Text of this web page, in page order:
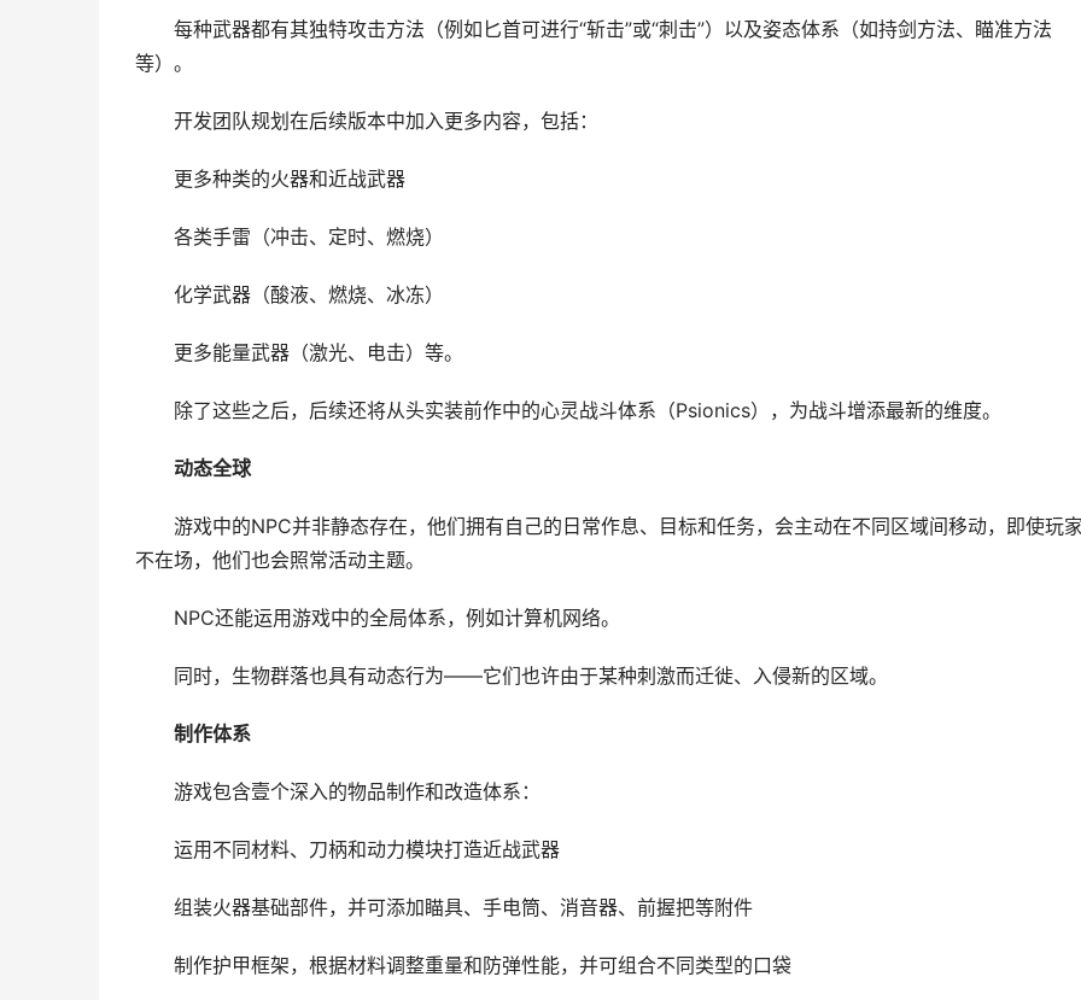
每种武器都有其独特攻击方法（例如匕首可进行“斩击”或“刺击”）以及姿态体系（如持剑方法、瞄准方法
等）。
开发团队规划在后续版本中加入更多内容，包括：
更多种类的火器和近战武器
各类手雷（冲击、定时、燃烧）
化学武器（酸液、燃烧、冰冻）
更多能量武器（激光、电击）等。
除了这些之后，后续还将从头实装前作中的心灵战斗体系（Psionics），为战斗增添最新的维度。
动态全球
游戏中的NPC并非静态存在，他们拥有自己的日常作息、目标和任务，会主动在不同区域间移动，即使玩
不在场，他们也会照常活动主题。
NPC还能运用游戏中的全局体系，例如计算机网络。
同时，生物群落也具有动态行为——它们也许由于某种刺激而迁徙、入侵新的区域。
制作体系
游戏包含壹个深入的物品制作和改造体系：
运用不同材料、刀柄和动力模块打造近战武器
组装火器基础部件，并可添加瞄具、手电筒、消音器、前握把等附件
制作护甲框架，根据材料调整重量和防弹性能，并可组合不同类型的口袋